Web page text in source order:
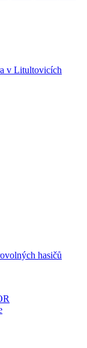
v Litultovicích
hasičů